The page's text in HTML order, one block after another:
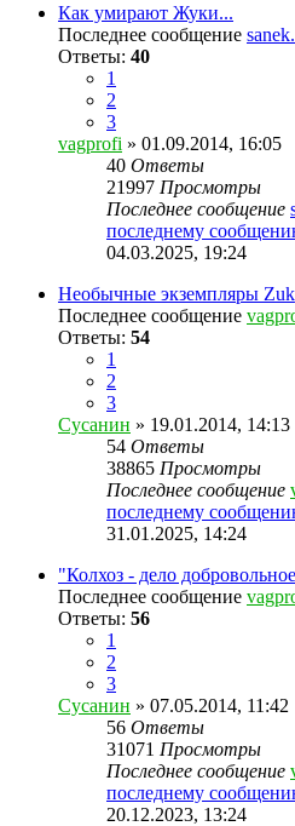
Как умирают Жуки...
Последнее сообщение
Ответы: 40
1
2
3
vagprofi » 01.09.2014, 16:05
40 Ответы
21997 Просмотры
Последнее сообщение
последнему
04.03.2025, 19:24
Необычные экземпляры Zuk
Последнее сообщение
Ответы: 54
1
2
3
Сусанин » 19.01.2014, 14:13
54 Ответы
38865 Просмотры
Последнее сообщение
последнему
31.01.2025, 14:24
"Колхоз - дело
Последнее сообщение
Ответы: 56
1
2
3
Сусанин » 07.05.2014, 11:42
56 Ответы
31071 Просмотры
Последнее сообщение
последнему
20.12.2023, 13:24